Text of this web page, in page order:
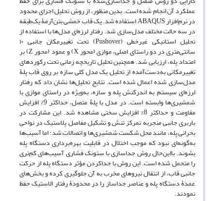
عملکرد آن انجام شده است. بدین منظور، از روش تحلیل اجزای محدود
در نرم‌افزار ABAQUS استفاده شد. یک قاب خمشی بتن‌آرمۀ یک‌طبقه
در سه حالت مختلف مدل‌سازی شد. رفتار لرزه‌ای مدل‌ها با استفاده از
تحلیل استاتیکی غیرخطی (Pushover) تحت تغییرمکان جانبی ۱۰
سانتی‌متری در دو راستای اصلی، موازی (محور X) و عمود (محور Z) بر
امتداد پله، ارزیابی شد. همچنین تحلیل تاریخچه زمانی تحت رکوردهای
تغییرمکانی به‌دست‌آمده از تحلیل یک مدل کلی سازه بر روی قاب پلۀ
مدل‌سازی شده اعمال شده است. نتایج تحلیل‌ها نشان داد که رفتار
لرزه‌ای سیستم به اندرکنش پله و سازه، به‌ویژه در راستای موازی با
شمشیری‌ها وابسته است. در مدل‌ با پلۀ متصل، حداکثر 9% افزایش
مقاومت و حداکثر 8% افزایش سختی مشاهده شد. این مشارکت در
باربری جانبی منجربه تمرکز تنش و تشکیل مفاصل پلاستیک در نواحی
بحرانی پله، مانند محل شکست شمشیری‌ها و اتصالات شد؛ اما آسیب‌ها
به‌گونه‌ای نبود که موجب اختلال در قابلیت‌ بهره‌برداری دستگاه پله
بشوند. بااین‌حال روش جداسازی با ستونک فشاری آسیب‌های کم‌تری
را متحمل شده است. این روش‌ با جداکردن مؤثر دستگاه پله از حرکت
جانبی قاب، از انتقال نیروهای مخرب به آن جلوگیری کرده و بخش‌های
عمدۀ دستگاه پله و عناصر جداساز را در محدودۀ رفتار الاستیک حفظ
نمودند.